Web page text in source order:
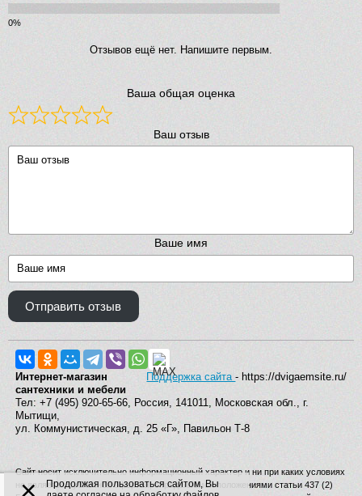
Отзывов ещё нет. Напишите первым.
Ваша общая оценка
Ваш отзыв
Ваше имя
Отправить отзыв
Поддержка сайта- https://dvigaemsite.ru/
Интернет-магазин
сантехники и мебели
Тел: +7 (495) 920-65-66, Россия, 141011, Московская обл., г.
Мытищи,
ул. Коммунистическая, д. 25 «Г», Павильон Т-8
Сайт носит исключительно информационный характер и ни при каких условиях
не является публичной офертой, определяемой положениями статьи 437 (2)
×
Продолжая пользоваться сайтом, Вы